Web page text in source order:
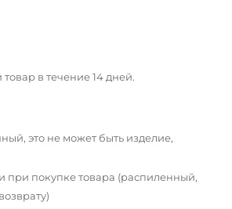
в течение 14 дней.
это не может быть изделие,
при покупке товара (распиленный,